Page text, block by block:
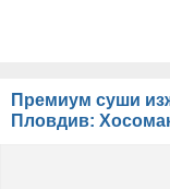
Премиум суши
Пловдив: